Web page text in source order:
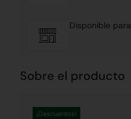
Disponible para
Sobre el producto
¡Descuentos!